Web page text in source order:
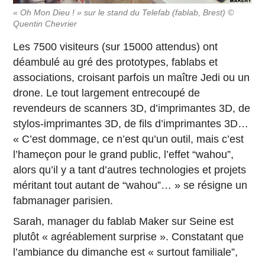
« Oh Mon Dieu ! » sur le stand du Telefab (fablab, Brest) ©
Quentin Chevrier
Les 7500 visiteurs (sur 15000 attendus) ont
déambulé au gré des prototypes, fablabs et
associations, croisant parfois un maître Jedi ou un
drone. Le tout largement entrecoupé de
revendeurs de scanners 3D, d’imprimantes 3D, de
stylos-imprimantes 3D, de fils d’imprimantes 3D…
« C’est dommage, ce n’est qu’un outil, mais c’est
l’hameçon pour le grand public, l’effet “wahou”,
alors qu’il y a tant d’autres technologies et projets
méritant tout autant de “wahou”… » se résigne un
fabmanager parisien.
Sarah, manager du fablab Maker sur Seine est
plutôt « agréablement surprise ». Constatant que
l’ambiance du dimanche est « surtout familiale”,